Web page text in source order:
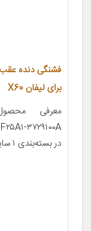
برای لیفان X60
معرفی
در بسته‌بندی ۱ سایر توضیحات – بدون […]